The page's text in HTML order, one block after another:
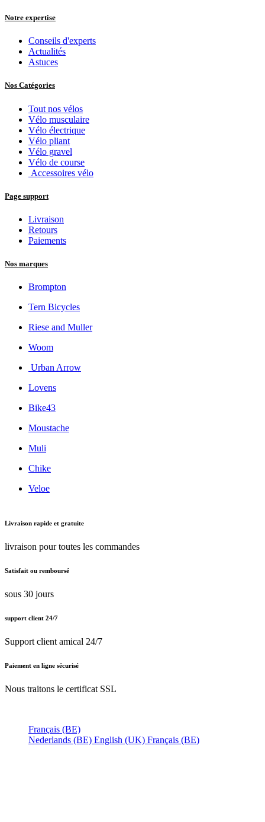
Notre expertise
Conseils d'experts
Actualités
Astuces
Nos Catégories
Tout nos vélos
Vélo musculaire
Vélo électrique
Vélo pliant
Vélo gravel
Vélo de course
Accessoires vélo
Page support
Livraison
Retours
Paiements
Nos marques
Brompton
Tern Bicycles
Riese and Muller
Woom
Urban Arrow
Lovens
Bike43
Moustache
Muli
Chike
Veloe
Livraison rapide et gratuite
livraison pour toutes les commandes
Satisfait ou remboursé
sous 30 jours
support client 24/7
Support client amical 24/7
Paiement en ligne sécurisé
Nous traitons le certificat SSL
Français (BE)
Nederlands (BE) English (UK) Français (BE)